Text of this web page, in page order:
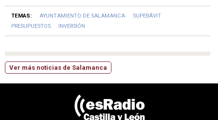
TEMAS: AYUNTAMIENTO DE SALAMANCA
SUPERÁVIT
PRESUPUESTOS
INVERSIÓN
Ver más noticias de Salamanca